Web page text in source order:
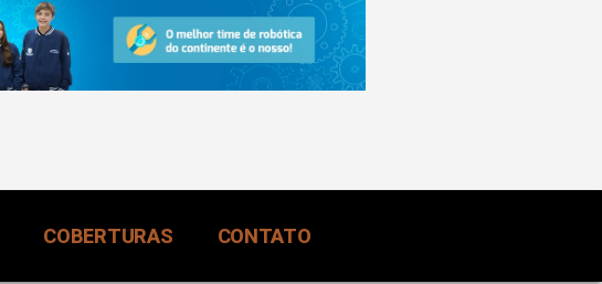
COBERTURAS CONTATO